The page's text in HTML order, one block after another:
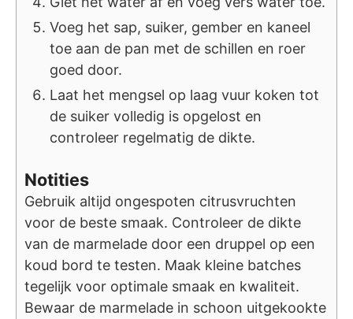
Voeg het sap, suiker, gember en kaneel
toe aan de pan met de schillen en roer
goed door.
Laat het mengsel op laag vuur koken tot
de suiker volledig is opgelost en
controleer regelmatig de dikte.
Notities
Gebruik altijd ongespoten citrusvruchten
voor de beste smaak. Controleer de dikte
van de marmelade door een druppel op een
koud bord te testen. Maak kleine batches
tegelijk voor optimale smaak en kwaliteit.
Bewaar de marmelade in schoon uitgekookte